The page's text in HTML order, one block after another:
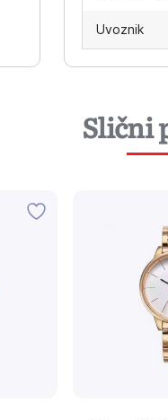
Uvoznik
Slični